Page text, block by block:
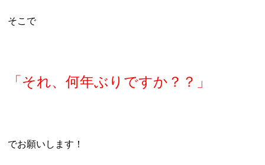
そこで
「それ、何年ぶりですか？？」
でお願いします！